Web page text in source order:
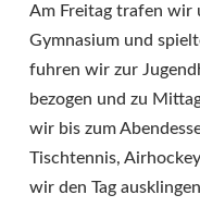
Am Freitag trafen wir
Gymnasium und
fuhren wir zur
bezogen und zu
wir bis zum
Tischtennis,
wir den Tag